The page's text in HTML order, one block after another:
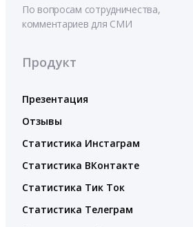
По вопросам сотрудничества,
комментариев для СМИ
Продукт
Презентация
Отзывы
Статистика Инстаграм
Статистика ВКонтакте
Статистика Тик Ток
Статистика Телеграм